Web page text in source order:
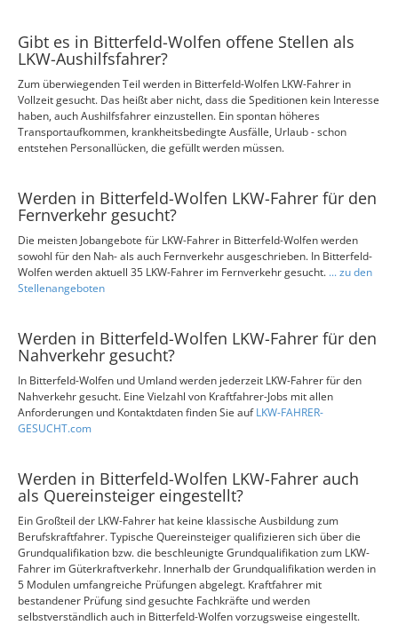
Gibt es in Bitterfeld-Wolfen offene Stellen als
LKW-Aushilfsfahrer?
Zum überwiegenden Teil werden in Bitterfeld-Wolfen LKW-Fahrer in
Vollzeit gesucht. Das heißt aber nicht, dass die Speditionen kein Interesse
haben, auch Aushilfsfahrer einzustellen. Ein spontan höheres
Transportaufkommen, krankheitsbedingte Ausfälle, Urlaub - schon
entstehen Personallücken, die gefüllt werden müssen.
Werden in Bitterfeld-Wolfen LKW-Fahrer für den
Fernverkehr gesucht?
Die meisten Jobangebote für LKW-Fahrer in Bitterfeld-Wolfen werden
sowohl für den Nah- als auch Fernverkehr ausgeschrieben. In Bitterfeld-
Wolfen werden aktuell 35 LKW-Fahrer im Fernverkehr gesucht. ... zu den
Stellenangeboten
Werden in Bitterfeld-Wolfen LKW-Fahrer für den
Nahverkehr gesucht?
In Bitterfeld-Wolfen und Umland werden jederzeit LKW-Fahrer für den
Nahverkehr gesucht. Eine Vielzahl von Kraftfahrer-Jobs mit allen
Anforderungen und Kontaktdaten finden Sie aufLKW-FAHRER-
GESUCHT.com
Werden in Bitterfeld-Wolfen LKW-Fahrer auch
als Quereinsteiger eingestellt?
Ein Großteil der LKW-Fahrer hat keine klassische Ausbildung zum
Berufskraftfahrer. Typische Quereinsteiger qualifizieren sich über die
Grundqualifikation bzw. die beschleunigte Grundqualifikation zum LKW-
Fahrer im Güterkraftverkehr. Innerhalb der Grundqualifikation werden in
5 Modulen umfangreiche Prüfungen abgelegt. Kraftfahrer mit
bestandener Prüfung sind gesuchte Fachkräfte und werden
selbstverständlich auch in Bitterfeld-Wolfen vorzugsweise eingestellt.